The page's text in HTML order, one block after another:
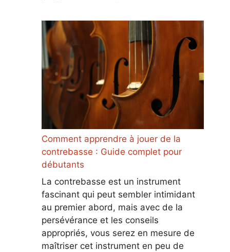
Comment apprendre à jouer de la
contrebasse : Guide complet pour
débutants
La contrebasse est un instrument
fascinant qui peut sembler intimidant
au premier abord, mais avec de la
persévérance et les conseils
appropriés, vous serez en mesure de
maîtriser cet instrument en peu de